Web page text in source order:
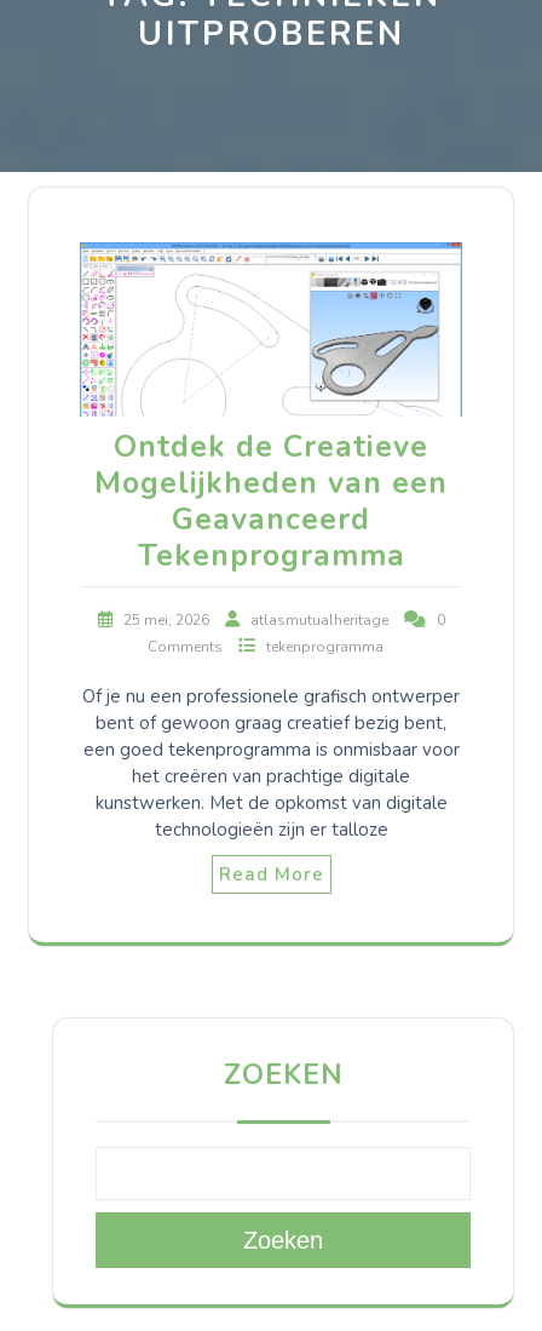
UITPROBEREN
Ontdek de Creatieve
Mogelijkheden van een
Geavanceerd
Tekenprogramma
25 mei, 2026 atlasmutualheritage
0
Comments
tekenprogramma
Of je nu een professionele grafisch ontwerper
bent of gewoon graag creatief bezig bent,
een goed tekenprogramma is onmisbaar voor
het creëren van prachtige digitale
kunstwerken. Met de opkomst van digitale
technologieën zijn er talloze
Read More
ZOEKEN
Zoeken